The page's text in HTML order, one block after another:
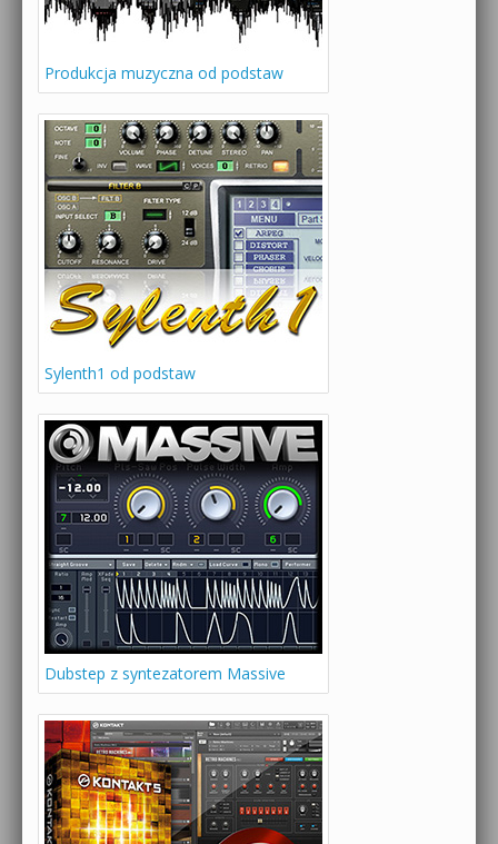
Produkcja muzyczna od podstaw
Sylenth1 od podstaw
Dubstep z syntezatorem Massive